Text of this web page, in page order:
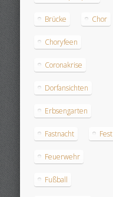
Brücke Chor
Choryfeen
Coronakrise
Dorfansichten
Erbsengarten
Fastnacht Fest
Feuerwehr
Fußball